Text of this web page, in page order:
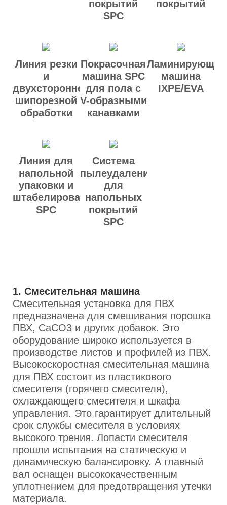
покрытий
SPC
покрытий
Линия резки
и
двухсторонней
шипорезной
обработки
Покрасочная
машина SPC
для пола с
V-образными
канавками
Ламинирующая
машина
IXPE/EVA
Линия для
напольной
упаковки и
штабелирования
SPC
Система
пылеудаления
для
напольных
покрытий
SPC
1. Смесительная машина
Смесительная установка для ПВХ
предназначена для смешивания порошка
ПВХ, CaCO3 и других добавок. Это
оборудование широко используется в
производстве листов и профилей из ПВХ.
Высокоскоростная смесительная машина
для ПВХ состоит из пластикового
смесителя (горячего смесителя),
охлаждающего смесителя и шкафа
управления. Это гарантирует длительный
срок службы смесителя в условиях
высокого трения. Лопасти смесителя
прошли испытания на статическую и
динамическую балансировку. А главный
вал оснащен высококачественным
уплотнением для предотвращения утечки
материала.